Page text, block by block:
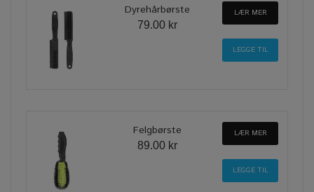
Dyrehårbørste
79.00 kr
LÆR MER
Felgbørste
89.00 kr
LÆR MER